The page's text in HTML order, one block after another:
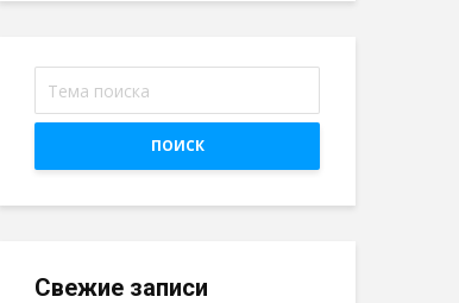
ПОИСК
Свежие записи